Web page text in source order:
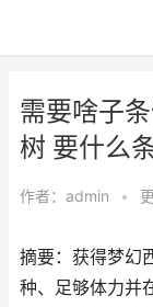
需要啥子
树 要什么
作者： admin •
摘要：获得梦幻
种、足够体力并